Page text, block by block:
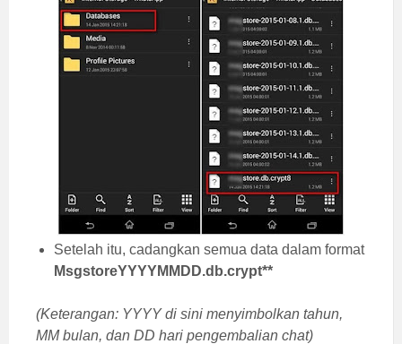
Setelah itu, cadangkan semua data dalam format
MsgstoreYYYYMMDD.db.crypt**
(Keterangan: YYYY di sini menyimbolkan tahun,
MM bulan, dan DD hari pengembalian chat)